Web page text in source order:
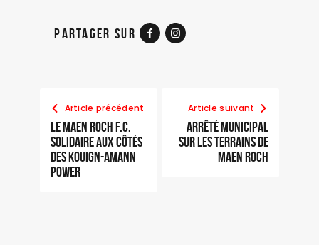
Partager sur
Article précédent
Le Maen Roch F.C.
solidaire aux côtés
des Kouign-Amann
Power
Article suivant
Arrêté municipal
sur les terrains de
Maen Roch